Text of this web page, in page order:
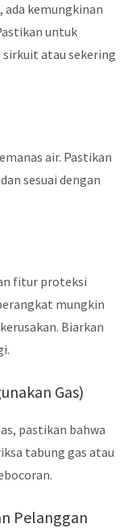
ada kemungkinan
untuk
sirkuit atau sekering
air. Pastikan
sesuai dengan
fitur proteksi
mungkin
Biarkan
Gas)
pastikan bahwa
tabung gas atau
Pelanggan